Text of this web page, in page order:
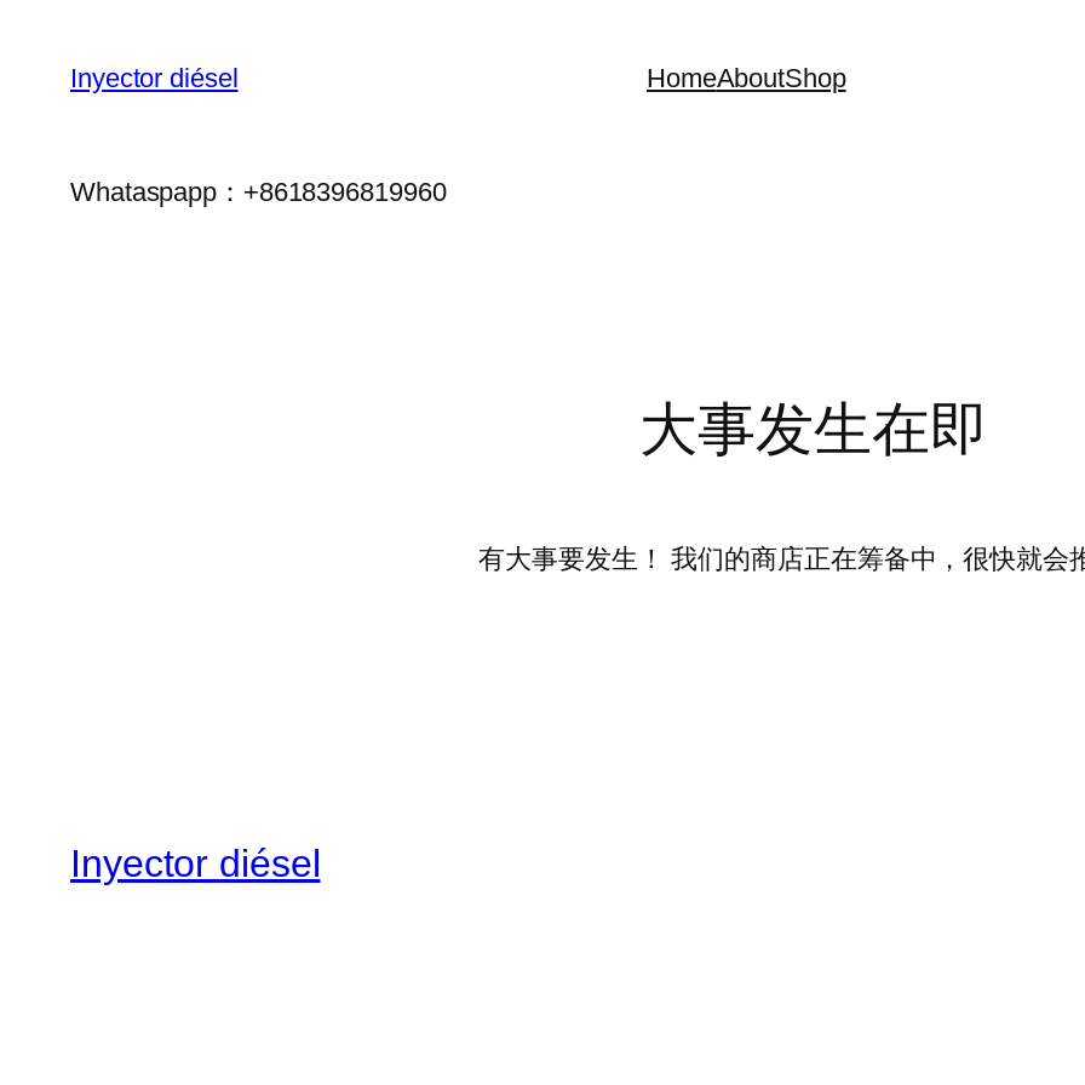
Inyector diésel HomeAboutShop
Whataspapp：+8618396819960
大事发生在即
有大事要发生！ 我们的商店正在筹备中，很快就会
Inyector diésel